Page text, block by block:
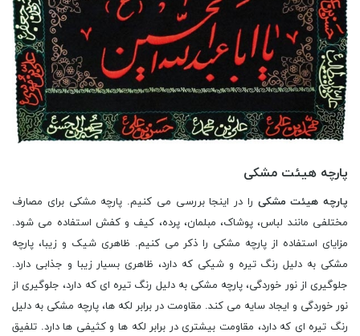
پارچه هیئت مشکی
پارچه هیئت مشکی را در اینجا بررسی می کنیم. پارچه مشکی برای مصارف
مختلفی مانند لباس، پوشاک، مبلمان، پرده، کیف و کفش استفاده می شود.
مزایای استفاده از پارچه مشکی را ذکر می کنیم. ظاهری شیک و زیبا، پارچه
مشکی به دلیل رنگ تیره و شیکی که دارد، ظاهری بسیار زیبا و جذابی دارد.
جلوگیری از نور خوردگی، پارچه مشکی به دلیل رنگ تیره ای که دارد، جلوگیری از
نور خوردگی و ایجاد سایه می کند. مقاومت در برابر لکه ها، پارچه مشکی به دلیل
رنگ تیره ای که دارد، مقاومت بیشتری در برابر لکه ها و کثیفی ها دارد. تلفیق